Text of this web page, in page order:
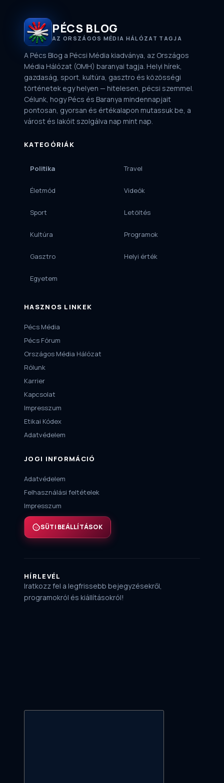
PÉCS BLOG
AZ ORSZÁGOS MÉDIA HÁLÓZAT TAGJA
A Pécs Blog a Pécsi Média kiadványa, az Országos
Média Hálózat (OMH) baranyai tagja. Helyi hírek,
gazdaság, sport, kultúra, gasztro és közösségi
történetek egy helyen — hitelesen, pécsi szemmel.
Célunk, hogy Pécs és Baranya mindennapjait
pontosan, gyorsan és értékalapon mutassuk be, a
várost és lakóit szolgálva nap mint nap.
KATEGÓRIÁK
Politika
Életmód
Sport
Kultúra
Gasztro
Egyetem
Travel
Videók
Letöltés
Programok
Helyi érték
HASZNOS LINKEK
Pécs Média
Pécs Fórum
Országos Média Hálózat
Rólunk
Karrier
Kapcsolat
Impresszum
Etikai Kódex
Adatvédelem
JOGI INFORMÁCIÓ
Adatvédelem
Felhasználási feltételek
Impresszum
SÜTI BEÁLLÍTÁSOK
HÍRLEVÉL
Iratkozz fel a legfrissebb bejegyzésekről,
programokról és kiállításokról!